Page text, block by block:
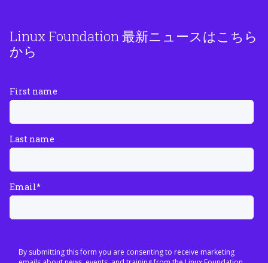
Linux Foundation 最新ニュースはこちら
から
First name
Last name
Email*
By submitting this form you are consenting to receive marketing